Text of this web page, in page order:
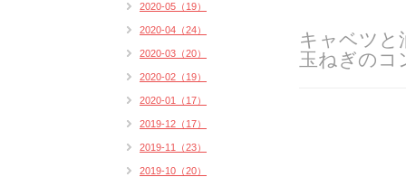
キャベツと
玉ねぎのコ
2020-05（19）
2020-04（24）
2020-03（20）
2020-02（19）
2020-01（17）
2019-12（17）
2019-11（23）
2019-10（20）